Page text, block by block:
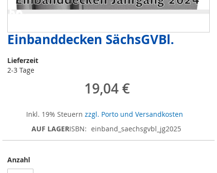
Einbanddecken SächsGVBl.
Lieferzeit
2-3 Tage
19,04 €
Inkl. 19% Steuern zzgl. Porto und Versandkosten
AUF LAGERISBN einband_saechsgvbl_jg2025
Anzahl
Zum
Anfang
der
Bildergalerie
springen